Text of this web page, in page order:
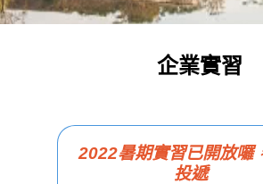
企業實習
2022暑期實習已開放囉
投遞